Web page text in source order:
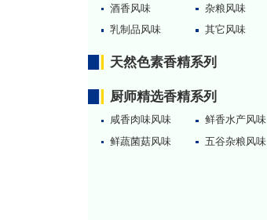
酒香风味
杂粮风味
乳制品风味
其它风味
天然色素香精系列
厨师精选香精系列
咸香肉味风味
鲜香水产风味
鲜蔬菌菇风味
五谷杂粮风味